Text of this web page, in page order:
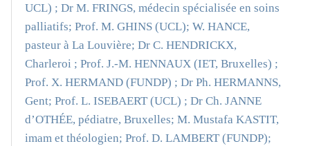
UCL) ; Dr M. FRINGS, médecin spécialisée en soins
palliatifs; Prof. M. GHINS (UCL); W. HANCE,
pasteur à La Louvière; Dr C. HENDRICKX,
Charleroi ; Prof. J.-M. HENNAUX (IET, Bruxelles) ;
Prof. X. HERMAND (FUNDP) ; Dr Ph. HERMANNS,
Gent; Prof. L. ISEBAERT (UCL) ; Dr Ch. JANNE
d’OTHÉE, pédiatre, Bruxelles; M. Mustafa KASTIT,
imam et théologien; Prof. D. LAMBERT (FUNDP);